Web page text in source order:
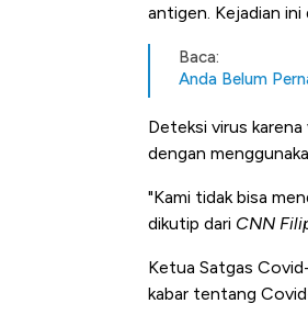
antigen. Kejadian
Baca:
Anda Belum
Deteksi virus
dengan
"Kami tidak bisa
dikutip dari CNN
Ketua Satgas
kabar tentang